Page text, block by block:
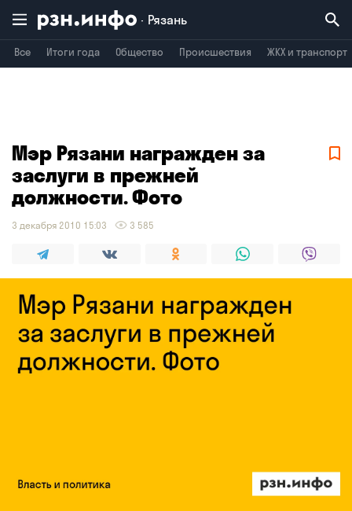
Рязань
Все Итоги года Общество Происшествия ЖКХ и транспорт
Воронеж Брянск
Мэр Рязани награжден за
заслуги в прежней
должности. Фото
3 декабря 2010 15:03 3 585